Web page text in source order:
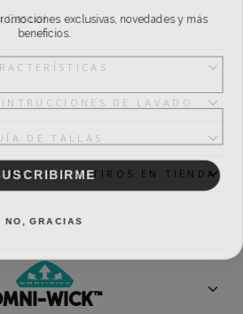
DE LAVADO
DE TALLAS
Y RETIROS EN TIENDA
WICK™
exclusivas, novedades y más
beneficios.